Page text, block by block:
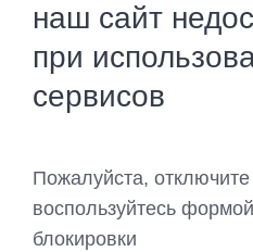
наш сайт
при
сервисов
Пожалуйста,
воспользуйтесь
блокировки